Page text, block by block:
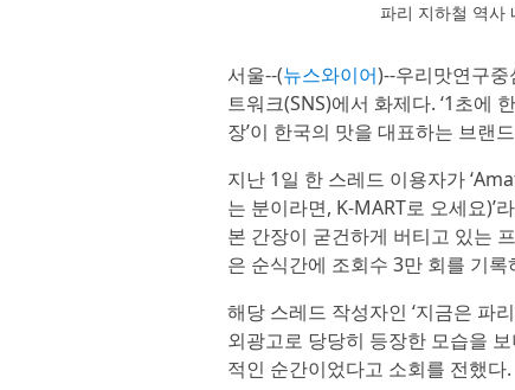
파리 지하철 역사
서울--(뉴스와이어)--우리맛연구
트워크(SNS)에서 화제다. ‘1초에
장’이 한국의 맛을 대표하는 브랜
지난 1일 한 스레드 이용자가
는 분이라면, K-MART로 오세요)’
본 간장이 굳건하게 버티고 있는
은 순식간에 조회수 3만 회를 기록
해당 스레드 작성자인 ‘지금은 파
외광고로 당당히 등장한 모습을
적인 순간이었다고 소회를 전했다.